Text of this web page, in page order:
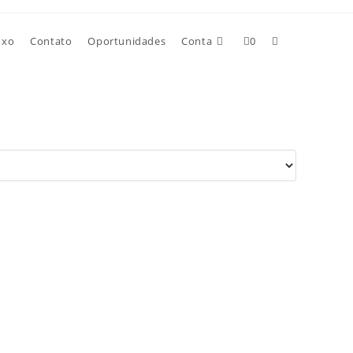
Contato Oportunidades Conta 0